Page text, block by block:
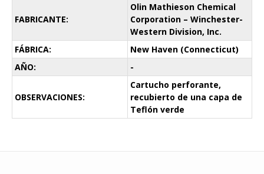
FABRICANTE:
Olin Mathieson Chemical
Corporation – Winchester-
Western Division, Inc.
FÁBRICA:
New Haven (Connecticut)
AÑO:
-
OBSERVACIONES:
Cartucho perforante,
recubierto de una capa de
Teflón verde